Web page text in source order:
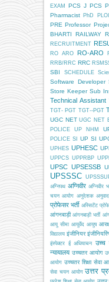
EXAM
PCS J PCS
Pharmacist PhD
PRE Professor
BHARTI
RAILWAY
RECRUITMENT
RO ARO RO-ARO
RRB/RRC RRC
SBI SCHEDULE
Software Developer
Store Keeper Sub
Technical Assistant
TGT- PGT TGT--PGT
UGC NET UGC NET
POLICE
UP NHM
POLICE SI
UP SI
UPHES UPHESC
UPPCS UPPRBP
UPSC UPSESSB
UPSSSC
अग्निपथ अग्निवीर अग्निवीर
चयन आयोग अनुदेशक
प्रोफेसर भर्ती अस्सिटेंट
आंगनबाड़ी आंगनबाड़ी भर्ती
आयु सीमा आयुर्वेद आयुष
विद्यालय इंजीनियर
इंस्पेक्टर ई अधियाचन उच्च
न्यायालय उच्चतर आयोग
आयोग उच्चतर शिक्षा सेवा
सेवा चयन आयोग उत्तर